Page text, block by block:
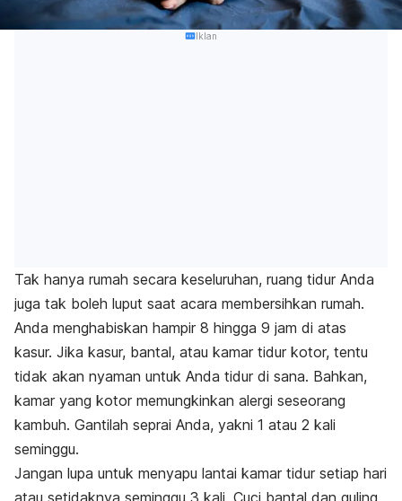
Iklan
Tak hanya rumah secara keseluruhan, ruang tidur Anda
juga tak boleh luput saat acara membersihkan rumah.
Anda menghabiskan hampir 8 hingga 9 jam di atas
kasur. Jika kasur, bantal, atau kamar tidur kotor, tentu
tidak akan nyaman untuk Anda tidur di sana. Bahkan,
kamar yang kotor memungkinkan alergi seseorang
kambuh. Gantilah seprai Anda, yakni 1 atau 2 kali
seminggu.
Jangan lupa untuk menyapu lantai kamar tidur setiap hari